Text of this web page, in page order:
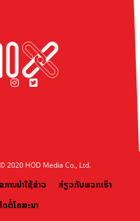
© 2020 HOD Media Co., Ltd.
ການນຳໃຊ້ຂ່າວ
ກ່ຽວກັບພວກເຮົາ
ຕໍ່ໂຄສະນາ